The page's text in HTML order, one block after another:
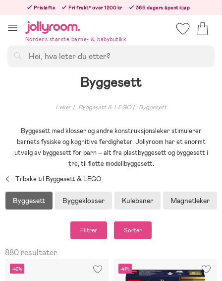
innehållet
Prisløfte Fri frakt* over 1200 kr
365 dagers åpent kjøp
Nordens største barne- & babybutikk
Byggesett
Leker Byggesett & LEGO Byggesett
Byggesett med klosser og andre konstruksjonsleker stimulerer
barnets fysiske og kognitive ferdigheter. Jollyroom har et enormt
utvalg av byggesett for barn – alt fra plastbyggesett og byggesett i
tre, til flotte modellbyggesett.
Tilbake til Byggesett & LEGO
Byggesett Byggeklosser Kulebaner Magnetleker
Filtrer Sorter
880 resultater.
-42% -41%